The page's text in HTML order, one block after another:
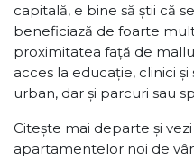
capitală, e bine să știi că
beneficiază de foarte
proximitatea față de
acces la educație, clinici
urban, dar și parcuri sau
Citește mai departe și
apartamentelor noi de